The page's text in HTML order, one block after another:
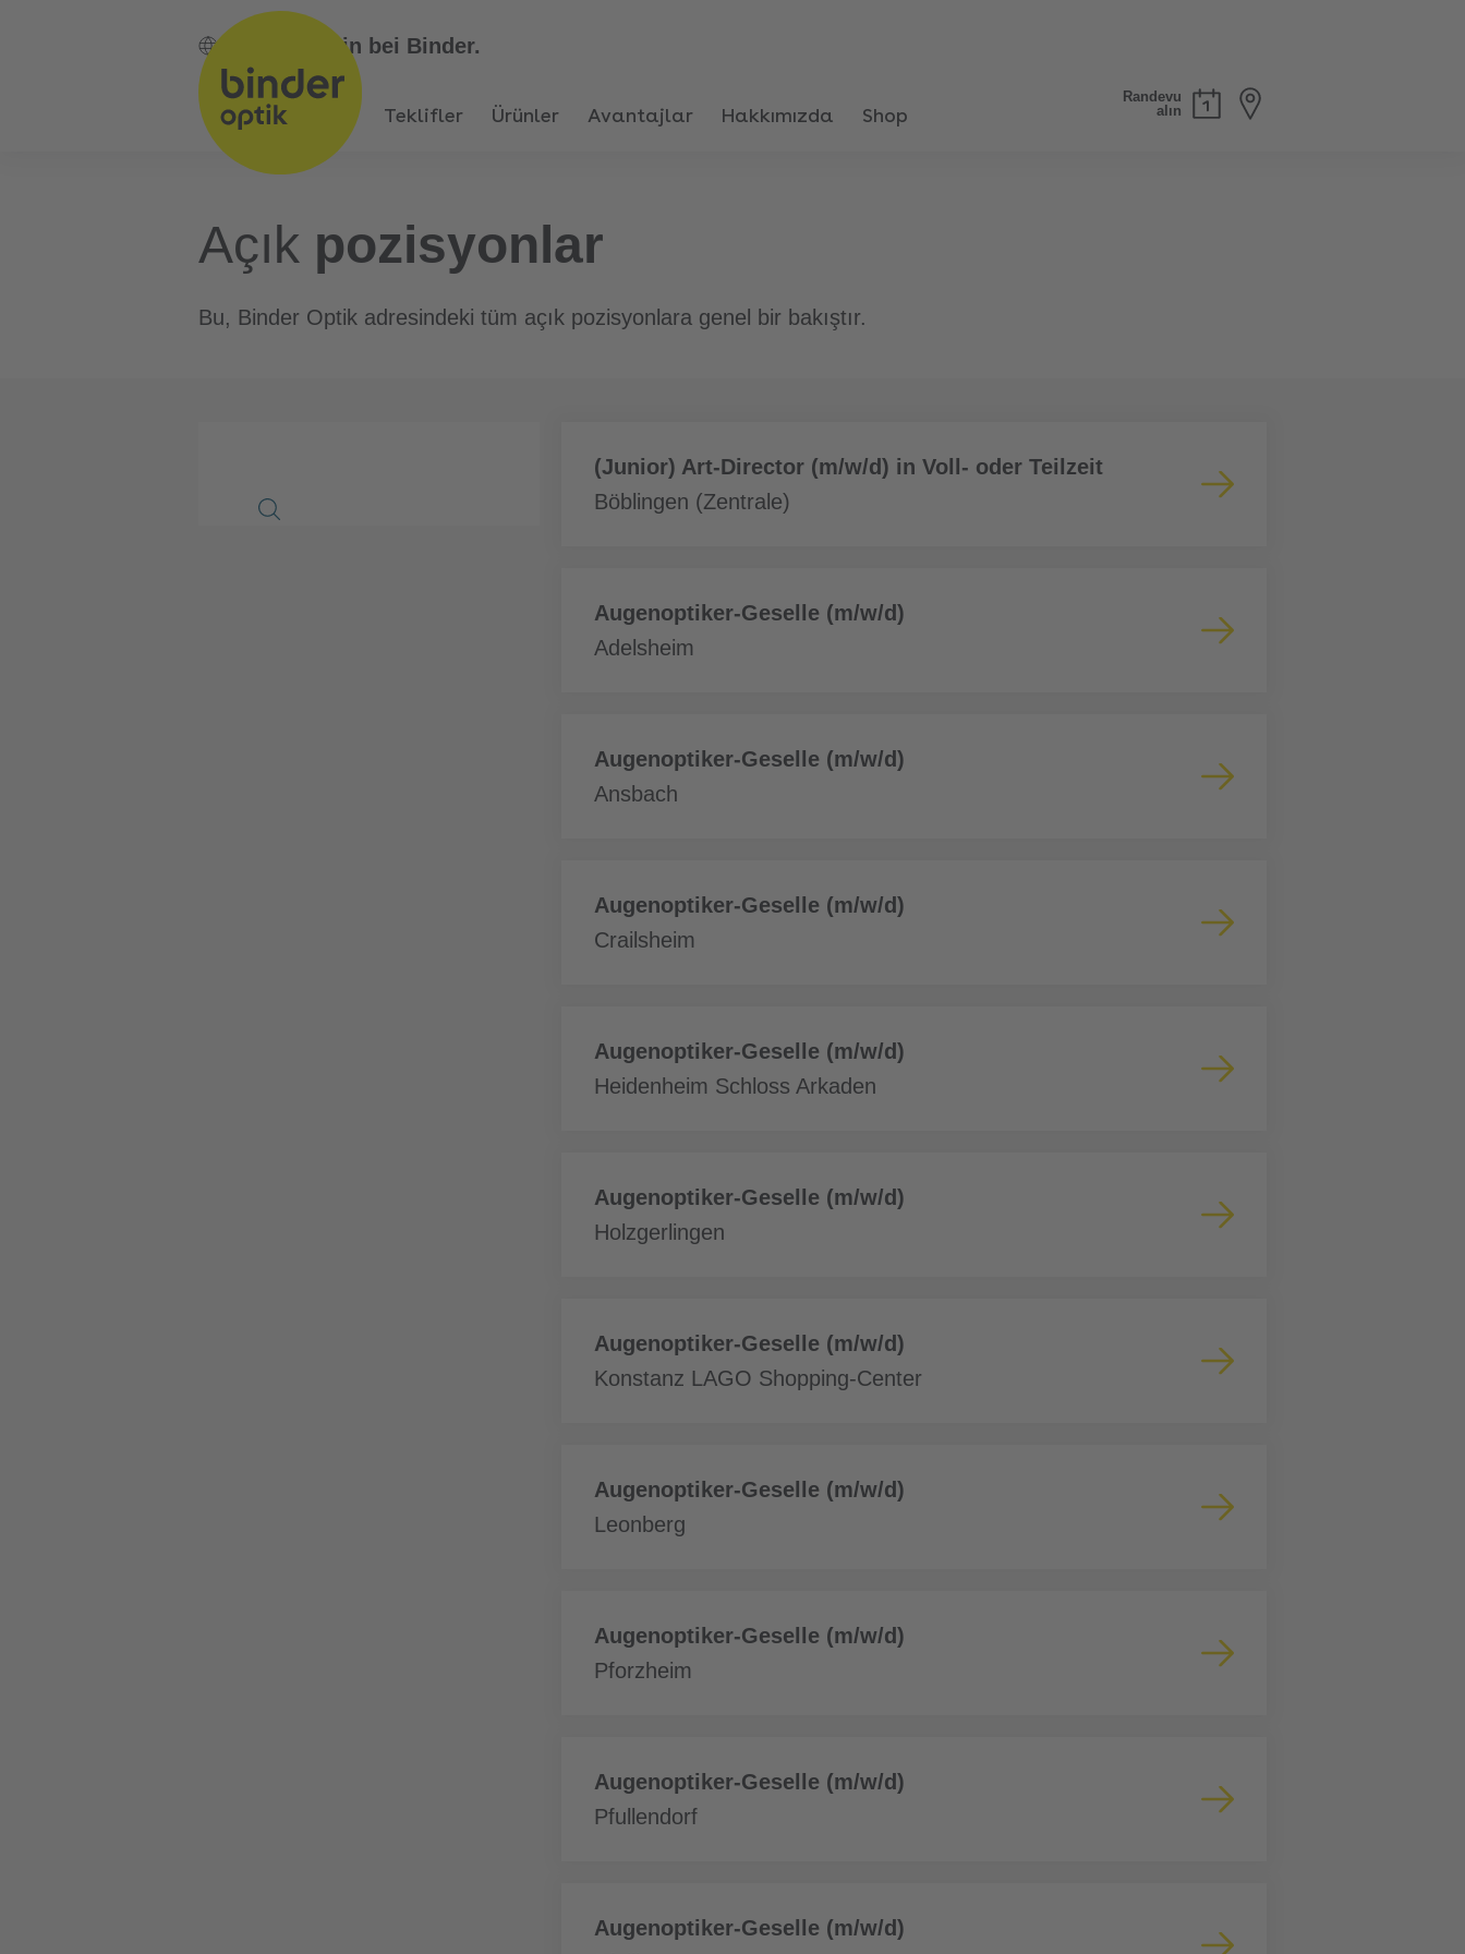
Bin bei Binder.
Teklifler Ürünler Avantajlar Hakkımızda Shop
Randevu
alın
Açık pozisyonlar
Bu, Binder Optik adresindeki tüm açık pozisyonlara genel bir bakıştır.
Daha
fazla
(Junior) Art-Director (m/w/d) in Voll- oder Teilzeit
Böblingen (Zentrale)
Daha
fazla
Augenoptiker-Geselle (m/w/d)
Adelsheim
Daha
fazla
Augenoptiker-Geselle (m/w/d)
Ansbach
Daha
fazla
Augenoptiker-Geselle (m/w/d)
Crailsheim
Daha
fazla
Augenoptiker-Geselle (m/w/d)
Heidenheim Schloss Arkaden
Daha
fazla
Augenoptiker-Geselle (m/w/d)
Holzgerlingen
Daha
fazla
Augenoptiker-Geselle (m/w/d)
Konstanz LAGO Shopping-Center
Daha
fazla
Augenoptiker-Geselle (m/w/d)
Leonberg
Daha
fazla
Augenoptiker-Geselle (m/w/d)
Pforzheim
Daha
fazla
Augenoptiker-Geselle (m/w/d)
Pfullendorf
Daha
Augenoptiker-Geselle (m/w/d)